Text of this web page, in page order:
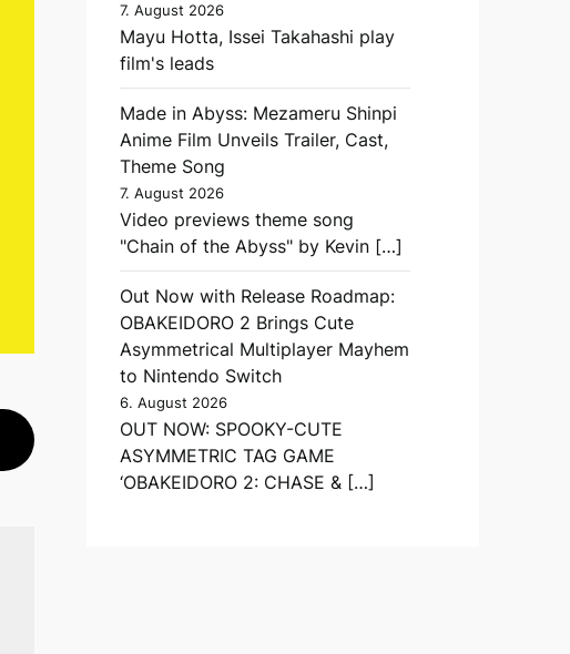
7. August 2026
Mayu Hotta, Issei Takahashi play
film's leads
Made in Abyss: Mezameru Shinpi
Anime Film Unveils Trailer, Cast,
Theme Song
7. August 2026
Video previews theme song
"Chain of the Abyss" by Kevin […]
Out Now with Release Roadmap:
OBAKEIDORO 2 Brings Cute
Asymmetrical Multiplayer Mayhem
to Nintendo Switch
6. August 2026
OUT NOW: SPOOKY-CUTE
ASYMMETRIC TAG GAME
‘OBAKEIDORO 2: CHASE & […]